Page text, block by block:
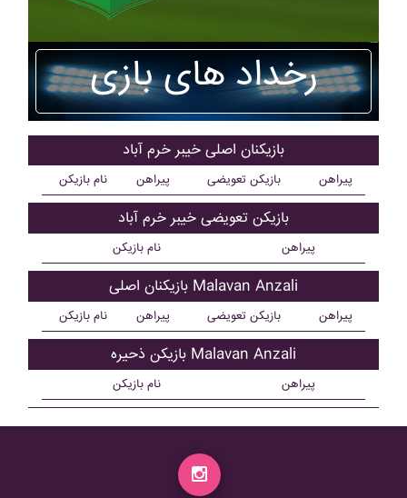
رخداد های بازی
بازیکنان اصلی خيبر خرم آباد
نام بازیکن پیراهن بازیکن تعویضی پیراهن
بازیکن تعویضی خيبر خرم آباد
نام بازیکن پیراهن
بازیکنان اصلی Malavan Anzali
نام بازیکن پیراهن بازیکن تعویضی پیراهن
بازیکن ذحیره Malavan Anzali
نام بازیکن پیراهن